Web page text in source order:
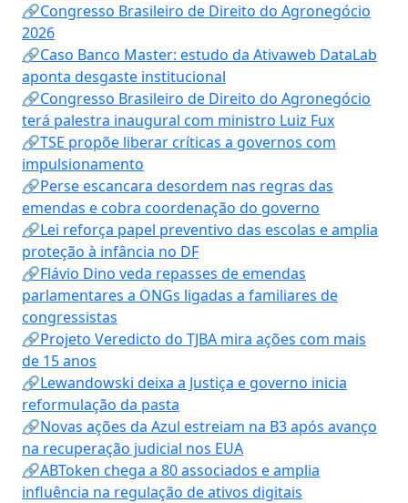
🔗Congresso Brasileiro de Direito do Agronegócio
2026
🔗Caso Banco Master: estudo da Ativaweb DataLab
aponta desgaste institucional
🔗Congresso Brasileiro de Direito do Agronegócio
terá palestra inaugural com ministro Luiz Fux
🔗TSE propõe liberar críticas a governos com
impulsionamento
🔗Perse escancara desordem nas regras das
emendas e cobra coordenação do governo
🔗Lei reforça papel preventivo das escolas e amplia
proteção à infância no DF
🔗Flávio Dino veda repasses de emendas
parlamentares a ONGs ligadas a familiares de
congressistas
🔗Projeto Veredicto do TJBA mira ações com mais
de 15 anos
🔗Lewandowski deixa a Justiça e governo inicia
reformulação da pasta
🔗Novas ações da Azul estreiam na B3 após avanço
na recuperação judicial nos EUA
🔗ABToken chega a 80 associados e amplia
influência na regulação de ativos digitais